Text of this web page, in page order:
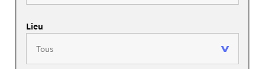
Lieu